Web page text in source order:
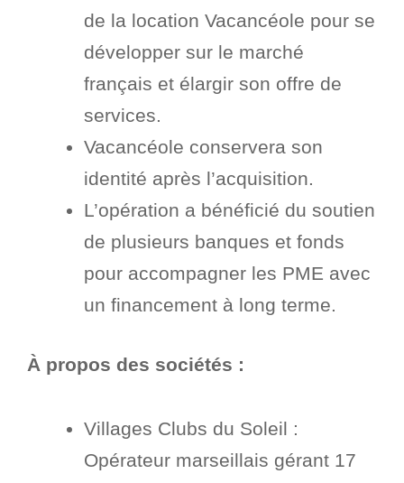
de la location Vacancéole pour se
développer sur le marché
français et élargir son offre de
services.
Vacancéole conservera son
identité après l’acquisition.
L’opération a bénéficié du soutien
de plusieurs banques et fonds
pour accompagner les PME avec
un financement à long terme.
À propos des sociétés :
Villages Clubs du Soleil :
Opérateur marseillais gérant 17